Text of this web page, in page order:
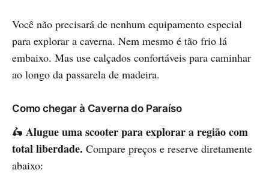
Você não precisará de nenhum equipamento especial
para explorar a caverna. Nem mesmo é tão frio lá
embaixo. Mas use calçados confortáveis para caminhar
ao longo da passarela de madeira.
Como chegar à Caverna do Paraíso
🛵 Alugue uma scooter para explorar a região com
total liberdade. Compare preços e reserve diretamente
abaixo: